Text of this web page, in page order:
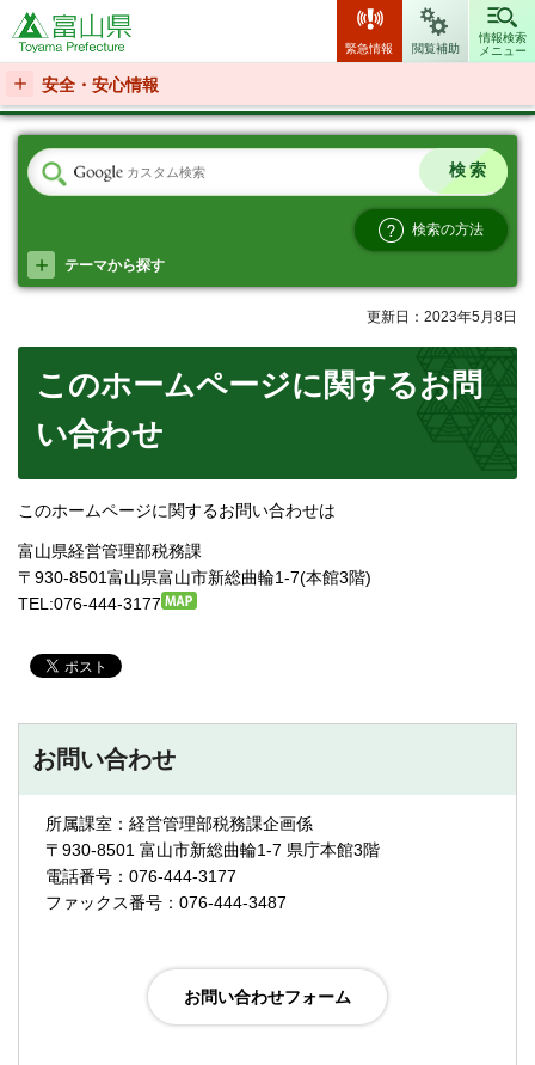
富山県
緊急情報 閲覧補助
情報検索
メニュー
安全・安心情報
検索の方法
テーマから探す
更新日：2023年5月8日
このホームページに関するお問
い合わせ
このホームページに関するお問い合わせは
富山県経営管理部税務課
〒930-8501富山県富山市新総曲輪1-7(本館3階)
TEL:076-444-3177
お問い合わせ
所属課室：経営管理部税務課企画係
〒930-8501 富山市新総曲輪1-7 県庁本館3階
電話番号：076-444-3177
ファックス番号：076-444-3487